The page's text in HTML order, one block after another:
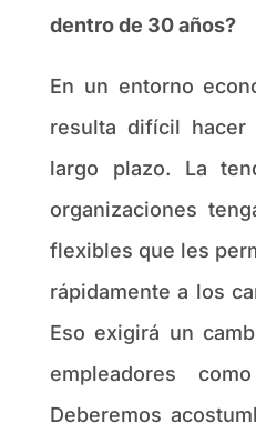
dentro de 30 años?
En un entorno
resulta difícil hacer
largo plazo. La
organizaciones
flexibles que les
rápidamente a los
Eso exigirá un
empleadores
Deberemos